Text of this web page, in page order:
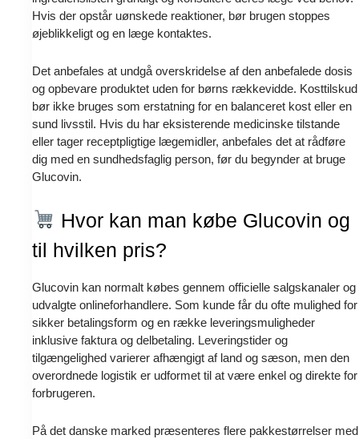
Hvis der opstår uønskede reaktioner, bør brugen stoppes
øjeblikkeligt og en læge kontaktes.
Det anbefales at undgå overskridelse af den anbefalede dosis
og opbevare produktet uden for børns rækkevidde. Kosttilskud
bør ikke bruges som erstatning for en balanceret kost eller en
sund livsstil. Hvis du har eksisterende medicinske tilstande
eller tager receptpligtige lægemidler, anbefales det at rådføre
dig med en sundhedsfaglig person, før du begynder at bruge
Glucovin.
Hvor kan man købe Glucovin og
til hvilken pris?
Glucovin kan normalt købes gennem officielle salgskanaler og
udvalgte onlineforhandlere. Som kunde får du ofte mulighed for
sikker betalingsform og en række leveringsmuligheder
inklusive faktura og delbetaling. Leveringstider og
tilgængelighed varierer afhængigt af land og sæson, men den
overordnede logistik er udformet til at være enkel og direkte for
forbrugeren.
På det danske marked præsenteres flere pakkestørrelser med